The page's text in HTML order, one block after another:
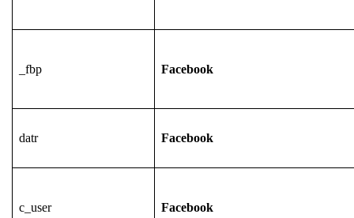
_fbp Facebook
datr Facebook
c_user Facebook